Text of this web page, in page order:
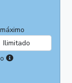
Comerciais
e
I